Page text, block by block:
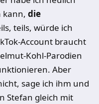
kann, die
teils, würde ich
Account braucht
Kohl-Parodien
Aber
sage ich ihm und
Stefan gleich mit